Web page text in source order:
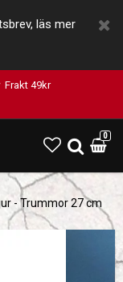
läs mer
Frakt 49kr
0
- Trummor 27 cm